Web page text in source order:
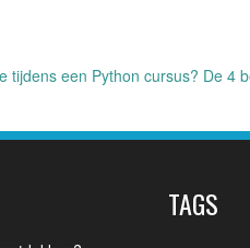
tijdens een Python cursus? De 4
TAGS